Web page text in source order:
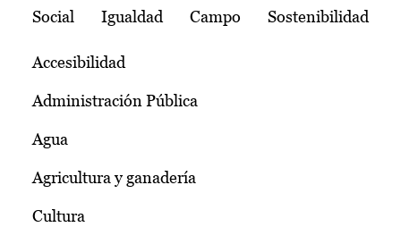
Social Igualdad Campo Sostenibilidad
Accesibilidad
Administración Pública
Agua
Agricultura y ganadería
Cultura